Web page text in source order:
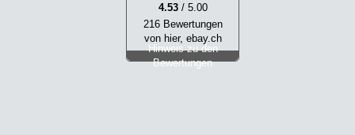
4.53 / 5.00
216 Bewertungen
von hier, ebay.ch
Hinweis zu den
Bewertungen